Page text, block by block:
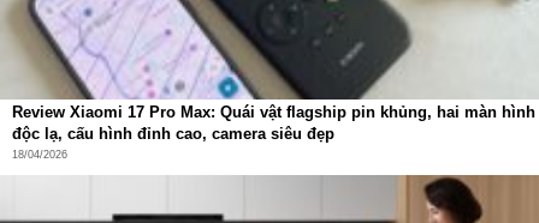
Review Xiaomi 17 Pro Max: Quái vật flagship pin khủng, hai màn hình
độc lạ, cấu hình đỉnh cao, camera siêu đẹp
18/04/2026